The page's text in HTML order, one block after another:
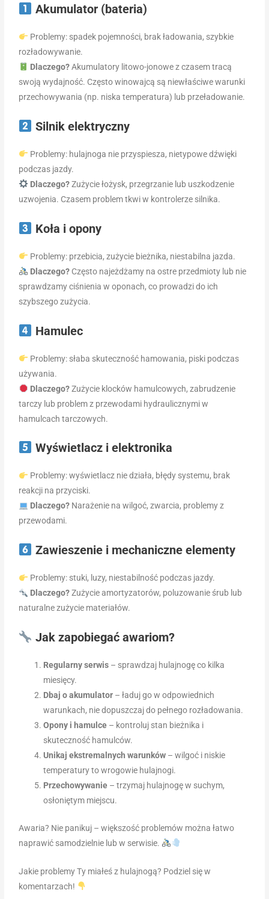
Akumulator (bateria)
Problemy: spadek pojemności, brak ładowania, szybkie
rozładowywanie.
Dlaczego?Akumulatory litowo-jonowe z czasem tracą
swoją wydajność. Często winowajcą są niewłaściwe warunki
przechowywania (np. niska temperatura) lub przeładowanie.
Silnik elektryczny
Problemy: hulajnoga nie przyspiesza, nietypowe dźwięki
podczas jazdy.
Dlaczego?Zużycie łożysk, przegrzanie lub uszkodzenie
uzwojenia. Czasem problem tkwi w kontrolerze silnika.
Koła i opony
Problemy: przebicia, zużycie bieżnika, niestabilna jazda.
Dlaczego?Często najeżdżamy na ostre przedmioty lub nie
sprawdzamy ciśnienia w oponach, co prowadzi do ich
szybszego zużycia.
Hamulec
Problemy: słaba skuteczność hamowania, piski podczas
używania.
Dlaczego?Zużycie klocków hamulcowych, zabrudzenie
tarczy lub problem z przewodami hydraulicznymi w
hamulcach tarczowych.
Wyświetlacz i elektronika
Problemy: wyświetlacz nie działa, błędy systemu, brak
reakcji na przyciski.
Dlaczego?Narażenie na wilgoć, zwarcia, problemy z
przewodami.
Zawieszenie i mechaniczne elementy
Problemy: stuki, luzy, niestabilność podczas jazdy.
Dlaczego?Zużycie amortyzatorów, poluzowanie śrub lub
naturalne zużycie materiałów.
Jak zapobiegać awariom?
Regularny serwis – sprawdzaj hulajnogę co kilka
miesięcy.
Dbaj o akumulator – ładuj go w odpowiednich
warunkach, nie dopuszczaj do pełnego rozładowania.
Opony i hamulce – kontroluj stan bieżnika i
skuteczność hamulców.
Unikaj ekstremalnych warunków – wilgoć i niskie
temperatury to wrogowie hulajnogi.
Przechowywanie – trzymaj hulajnogę w suchym,
osłoniętym miejscu.
Awaria? Nie panikuj – większość problemów można łatwo
naprawić samodzielnie lub w serwisie.
Jakie problemy Ty miałeś z hulajnogą? Podziel się w
komentarzach!